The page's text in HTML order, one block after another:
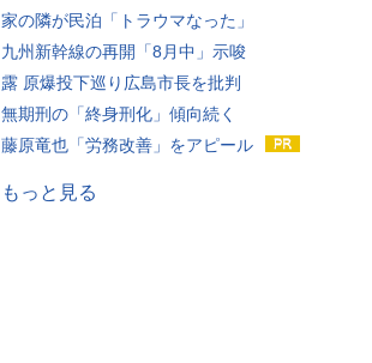
家の隣が民泊「トラウマなった」
九州新幹線の再開「8月中」示唆
露 原爆投下巡り広島市長を批判
無期刑の「終身刑化」傾向続く
藤原竜也「労務改善」をアピール
もっと見る